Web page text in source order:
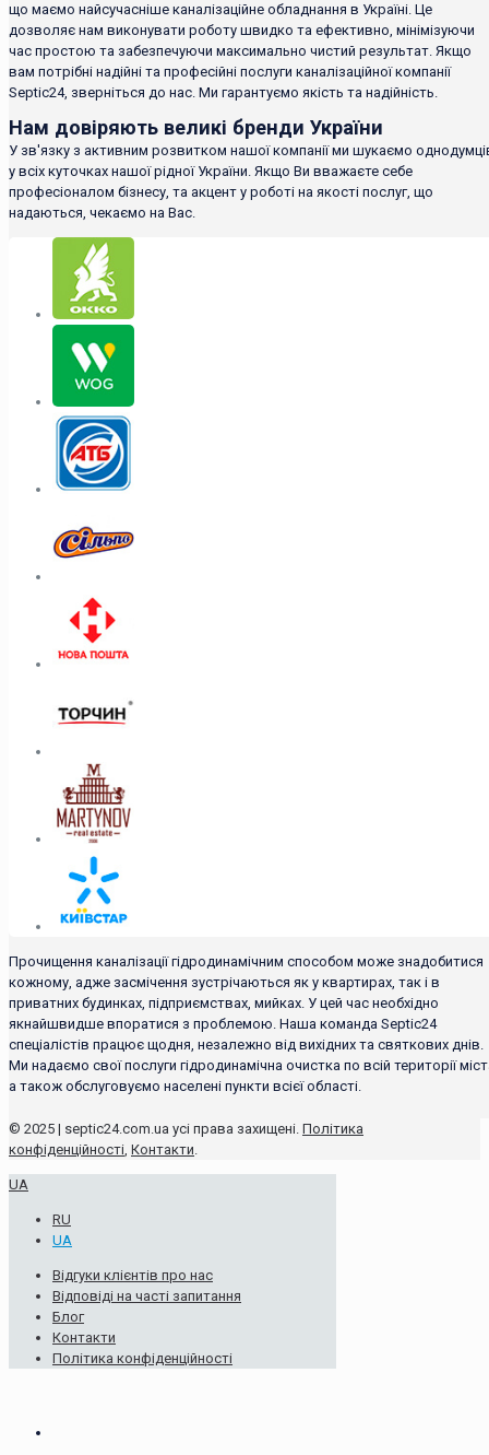
що маємо найсучасніше каналізаційне обладнання в Україні. Це
дозволяє нам виконувати роботу швидко та ефективно, мінімізуючи
час простою та забезпечуючи максимально чистий результат. Якщо
вам потрібні надійні та професійні послуги каналізаційної компанії
Septic24, зверніться до нас. Ми гарантуємо якість та надійність.
Нам довіряють великі бренди України
У зв'язку з активним розвитком нашої компанії ми шукаємо
у всіх куточках нашої рідної України. Якщо Ви вважаєте себе
професіоналом бізнесу, та акцент у роботі на якості послуг, що
надаються, чекаємо на Вас.
Прочищення каналізації гідродинамічним способом може знадобитися
кожному, адже засмічення зустрічаються як у квартирах, так і в
приватних будинках, підприємствах, мийках. У цей час необхідно
якнайшвидше впоратися з проблемою. Наша команда Septic24
спеціалістів працює щодня, незалежно від вихідних та святкових днів.
Ми надаємо свої послуги гідродинамічна очистка по всій території
а також обслуговуємо населені пункти всієї області.
© 2025 | septic24.com.ua усі права захищені. Політика
конфіденційності, Контакти.
UA
RU
UA
Відгуки клієнтів про нас
Відповіді на часті запитання
Блог
Контакти
Політика конфіденційності